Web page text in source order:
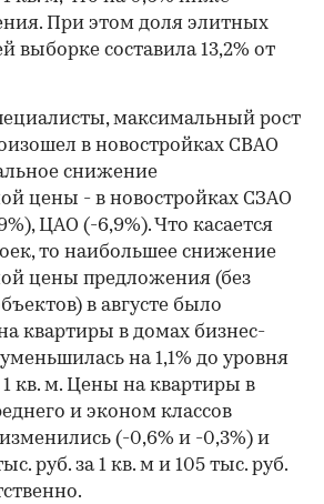
При этом доля элитных
выборке составила 13,2% от
максимальный рост
в новостройках СВАО
снижение
цены - в новостройках СЗАО
ЦАО (-6,9%). Что касается
то наибольшее снижение
цены предложения (без
в августе было
квартиры в домах бизнес-
на 1,1% до уровня
1 кв. м. Цены на квартиры в
и эконом классов
(-0,6% и -0,3%) и
руб. за 1 кв. м и 105 тыс. руб.